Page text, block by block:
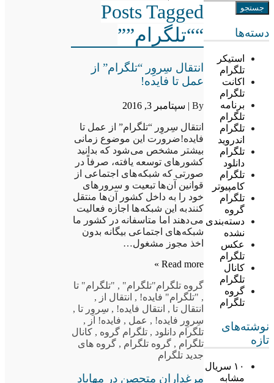
دسته‌ها
استیکر
تلگرام
اکانت
تلگرام
برنامه
تلگرام
تلگرام
اندروید
تلگرام
دانلود
تلگرام
کامپیوتر
تلگرام
گروه
دسته‌بندی
نشده
عکس
تلگرام
کانال
تلگرام
گروه
تلگرام
نوشته‌های
تازه
۱۰ سریال
مشابه
Posts Tagged
““تلگرام””
انتقال سِروِر “تلگرام” از
عمل تا فایده!
By | سپتامبر 3, 2016
انتقال سِروِر “تلگرام” از عمل تا
فایده!ضرورت این موضوع زمانی
بیشتر مشخص می شود که بدانید
کشور های توسعه یافته، صرفاً در
صورتی که شبکه های اجتماعی از
قوانین آن ها تبعیت و سرور های
خود را به داخل کشور آن ها منتقل
کنند به این شبکه ها اجازه فعالیت
می دهند اما متاسفانه در کشور ما
شبکه های اجتماعی بیگانه بدون
اخذ مجوز مشغول…
Read more »
گروه تلگرام"تلگرام" , "تلگرام" تا
, "تلگرام" فایده! , انتقال از ,
انتقال تا , انتقال فایده! , سِروِر تا ,
سِروِر فایده! , عمل , فایده! از ,
تلگرام دانلود , تلگرام گروه , کانال
تلگرام , گروه تلگرام , گروه های
جدید تلگرام
مرغداران متحصن در مهاباد